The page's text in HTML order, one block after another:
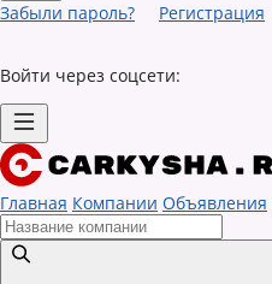
Забыли пароль? Регистрация
Войти через соцсети:
Главная Компании Объявления